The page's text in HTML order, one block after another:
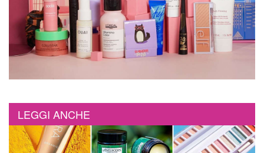
LEGGI ANCHE